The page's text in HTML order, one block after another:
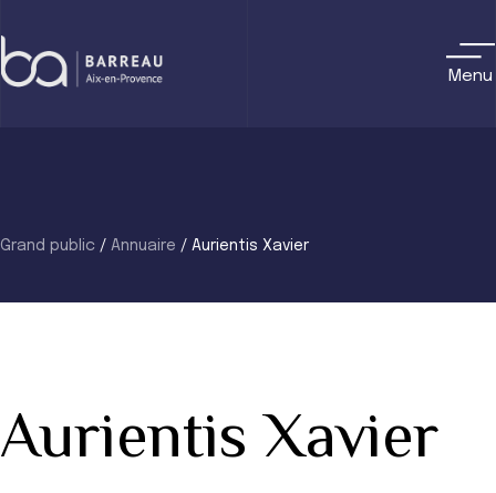
to
content
Menu
Grand public / Annuaire / Aurientis Xavier
Aurientis Xavier